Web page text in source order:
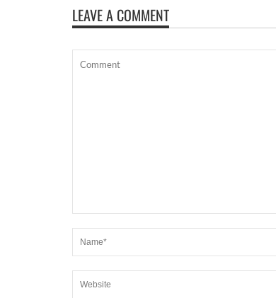
LEAVE A COMMENT